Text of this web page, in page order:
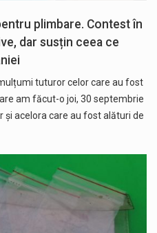
plimbare. Contest în
dar susțin ceea ce
tuturor celor care au fost
am făcut-o joi, 30 septembrie
și acelora care au fost alături de